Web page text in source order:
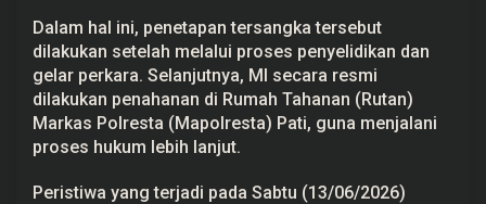
A
a
h
K
a
n
d
u
g
Dalam hal ini, penetapan tersangka tersebut
dilakukan setelah melalui proses penyelidikan dan
gelar perkara. Selanjutnya, MI secara resmi
dilakukan penahanan di Rumah Tahanan (Rutan)
Markas Polresta (Mapolresta) Pati, guna menjalani
proses hukum lebih lanjut.
Peristiwa yang terjadi pada Sabtu (13/06/2026)